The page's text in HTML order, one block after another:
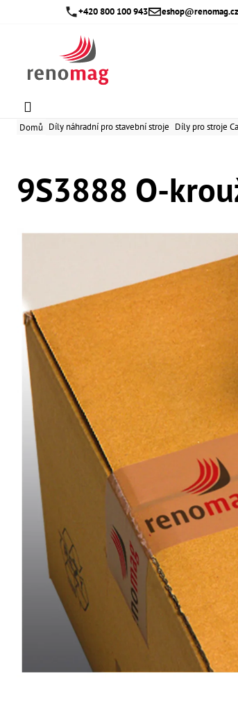
+420 800 100 943 eshop@renomag.cz
Domů Díly náhradní pro stavební stroje Díly pro stroje
9S3888 O-